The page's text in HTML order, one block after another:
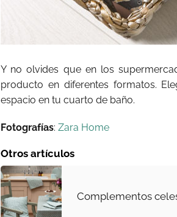
Y no olvides que en los
producto en diferentes formatos.
espacio en tu cuarto de baño.
Fotografías: Zara Home
Otros artículos
Complementos